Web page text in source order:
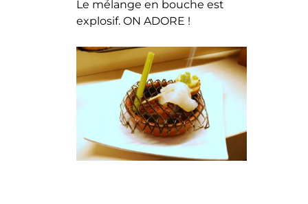
Le mélange en bouche est
explosif. ON ADORE !